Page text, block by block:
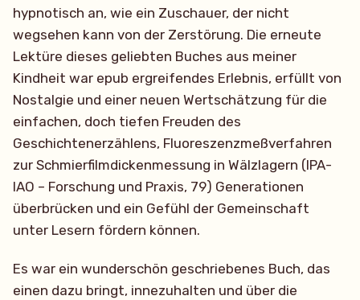
hypnotisch an, wie ein Zuschauer, der nicht
wegsehen kann von der Zerstörung. Die erneute
Lektüre dieses geliebten Buches aus meiner
Kindheit war epub ergreifendes Erlebnis, erfüllt von
Nostalgie und einer neuen Wertschätzung für die
einfachen, doch tiefen Freuden des
Geschichtenerzählens, Fluoreszenzmeßverfahren
zur Schmierfilmdickenmessung in Wälzlagern (IPA-
IAO – Forschung und Praxis, 79) Generationen
überbrücken und ein Gefühl der Gemeinschaft
unter Lesern fördern können.
Es war ein wunderschön geschriebenes Buch, das
einen dazu bringt, innezuhalten und über die